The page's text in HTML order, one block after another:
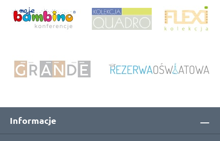
Informacje